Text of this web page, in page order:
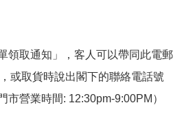
領取通知」，客人可以帶同此電郵
或取貨時說出閣下的聯絡電話號
市營業時間: 12:30pm-9:00PM）